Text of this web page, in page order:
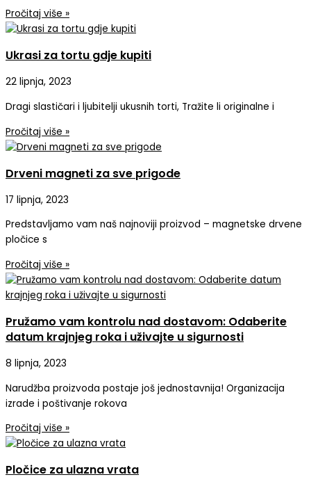
Pročitaj više »
Ukrasi za tortu gdje kupiti
22 lipnja, 2023
Dragi slastičari i ljubitelji ukusnih torti, Tražite li originalne i
Pročitaj više »
Drveni magneti za sve prigode
17 lipnja, 2023
Predstavljamo vam naš najnoviji proizvod – magnetske drvene
pločice s
Pročitaj više »
Pružamo vam kontrolu nad dostavom: Odaberite
datum krajnjeg roka i uživajte u sigurnosti
8 lipnja, 2023
Narudžba proizvoda postaje još jednostavnija! Organizacija
izrade i poštivanje rokova
Pročitaj više »
Pločice za ulazna vrata